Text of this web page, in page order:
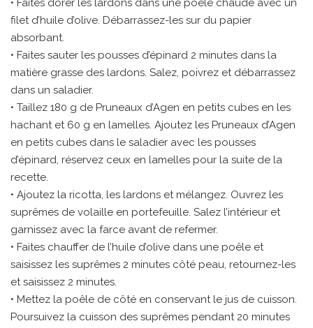
• Faites dorer les lardons dans une poêle chaude avec un
filet d’huile d’olive. Débarrassez-les sur du papier
absorbant.
• Faites sauter les pousses d’épinard 2 minutes dans la
matière grasse des lardons. Salez, poivrez et débarrassez
dans un saladier.
• Taillez 180 g de Pruneaux d’Agen en petits cubes en les
hachant et 60 g en lamelles. Ajoutez les Pruneaux d’Agen
en petits cubes dans le saladier avec les pousses
d’épinard, réservez ceux en lamelles pour la suite de la
recette.
• Ajoutez la ricotta, les lardons et mélangez. Ouvrez les
suprêmes de volaille en portefeuille. Salez l’intérieur et
garnissez avec la farce avant de refermer.
• Faites chauffer de l’huile d’olive dans une poêle et
saisissez les suprêmes 2 minutes côté peau, retournez-les
et saisissez 2 minutes.
• Mettez la poêle de côté en conservant le jus de cuisson.
Poursuivez la cuisson des suprêmes pendant 20 minutes